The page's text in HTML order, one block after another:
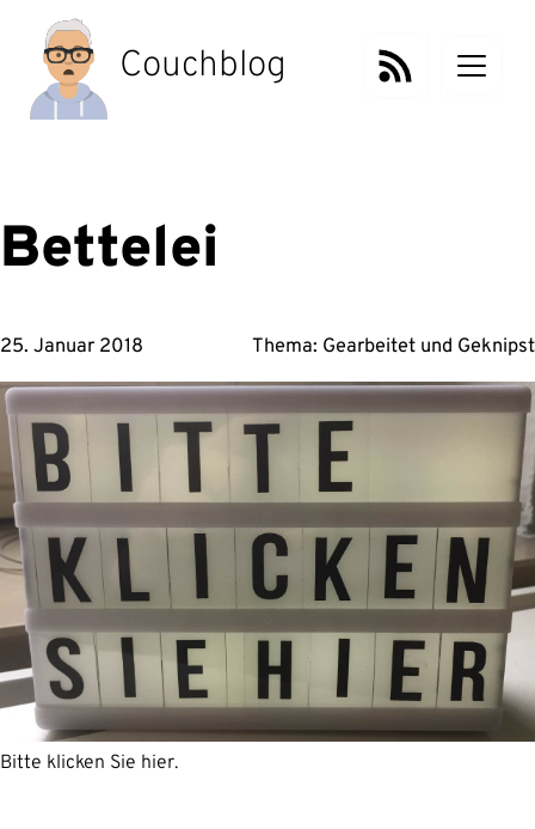
Inhalt
springen
Couchblog
Bettelei
25. Januar 2018 Thema: Gearbeitet und Geknipst
Bitte klicken Sie hier.